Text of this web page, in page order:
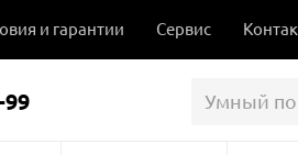
и гарантии Сервис
99